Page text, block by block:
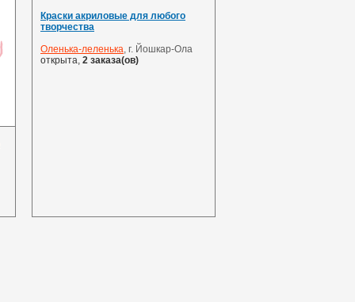
Краски акриловые для любого
творчества
Оленька-леленька, г. Йошкар-Ола
открыта, 2 заказа(ов)